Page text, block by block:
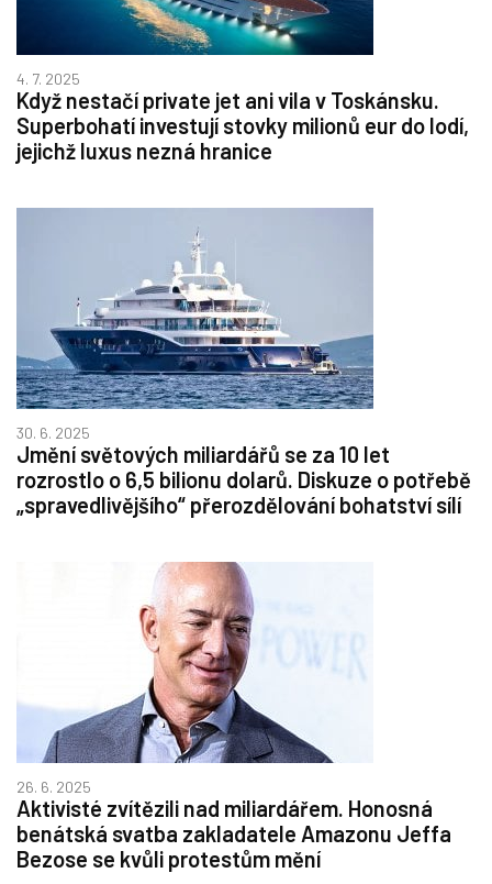
4. 7. 2025
Když nestačí private jet ani vila v Toskánsku.
Superbohatí investují stovky milionů eur do lodí,
jejichž luxus nezná hranice
30. 6. 2025
Jmění světových miliardářů se za 10 let
rozrostlo o 6,5 bilionu dolarů. Diskuze o potřebě
„spravedlivějšího“ přerozdělování bohatství sílí
26. 6. 2025
Aktivisté zvítězili nad miliardářem. Honosná
benátská svatba zakladatele Amazonu Jeffa
Bezose se kvůli protestům mění